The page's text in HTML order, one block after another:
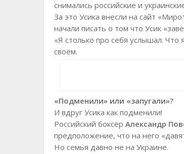
снимались российские и
За это Усика внесли на сайт
начали писать о том что Усик
«Я столько про себя услышал. Что
своём.
«Подменили» или «запугали»?
И вдруг Усика как подменили!
Российский боксёр Александр
предположение, что на него
Но семья давно не на Украине.